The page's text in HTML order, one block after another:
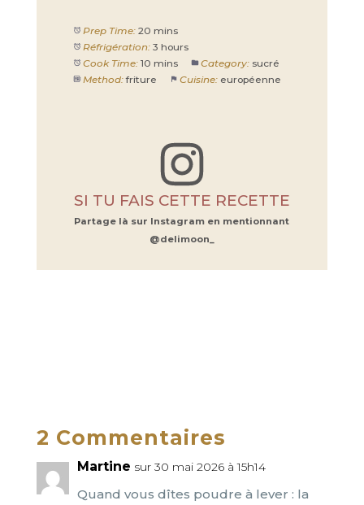
Prep Time: 20 mins
Réfrigération: 3 hours
Cook Time: 10 mins Category: sucré
Method: friture Cuisine: européenne
SI TU FAIS CETTE RECETTE
Partage là sur Instagram en mentionnant
@delimoon_
2 Commentaires
Martine sur 30 mai 2026 à 15h14
Quand vous dîtes poudre à lever : la